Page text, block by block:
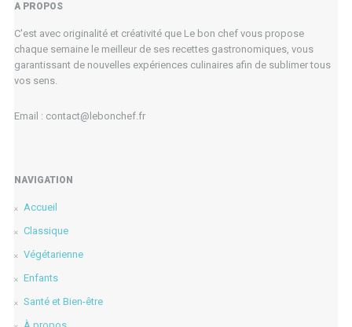
A PROPOS
C'est avec originalité et créativité que Le bon chef vous propose
chaque semaine le meilleur de ses recettes gastronomiques, vous
garantissant de nouvelles expériences culinaires afin de sublimer tous
vos sens.
Email : contact@lebonchef.fr
NAVIGATION
Accueil
Classique
Végétarienne
Enfants
Santé et Bien-être